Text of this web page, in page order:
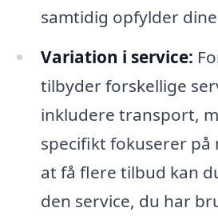
samtidig opfylder
Variation i service:
tilbyder forskellige
inkludere transport,
specifikt fokuserer på
at få flere tilbud kan
den service, du har